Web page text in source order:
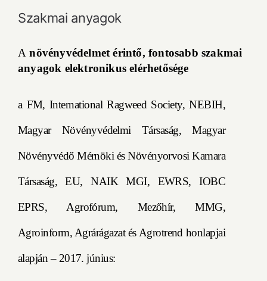
Szakmai anyagok
A növényvédelmet érintő, fontosabb szakmai
anyagok elektronikus elérhetősége
a FM, International Ragweed Society, NEBIH,
Magyar Növényvédelmi Társaság, Magyar
Növényvédő Mérnöki és Növényorvosi Kamara
Társaság, EU, NAIK MGI, EWRS, IOBC
EPRS, Agrofórum, Mezőhír, MMG,
Agroinform, Agrárágazat és Agrotrend honlapjai
alapján – 2017. június: